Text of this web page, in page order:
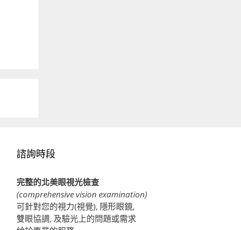
諮詢時段
完整的北美眼視光檢查
(comprehensive vision examination)
可針對您的視力(視覺), 隱形眼鏡,
雙眼協調, 及驗光上的問題或需求